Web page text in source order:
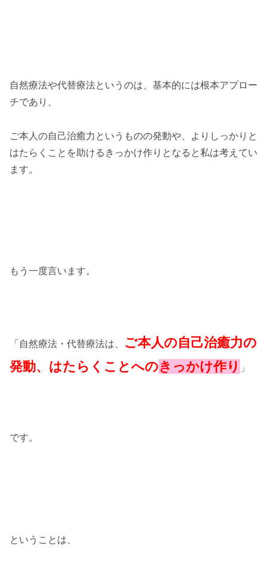
自然療法や代替療法というのは、基本的には根本アプロー
チであり、
ご本人の自己治癒力というものの発動や、よりしっかりと
はたらくことを助けるきっかけ作りとなると私は考えてい
ます。
もう一度言います。
「自然療法・代替療法は、
ご本人の自己治癒力の
発動、はたらくことへのきっかけ作り 」
です。
ということは、